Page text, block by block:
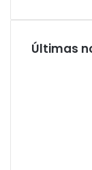
Últimas